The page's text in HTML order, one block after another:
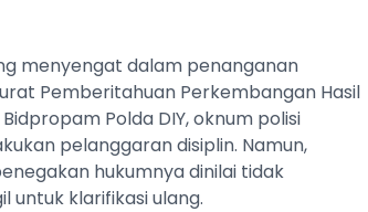
menyengat dalam penanganan
Pemberitahuan Perkembangan Hasil
Polda DIY, oknum polisi
pelanggaran disiplin. Namun,
hukumnya dinilai tidak
untuk klarifikasi ulang.